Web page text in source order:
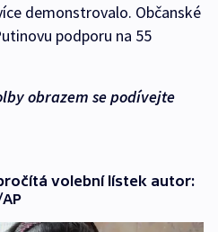
demonstrovalo. Občanské
podporu na 55
obrazem se podívejte
volební lístek autor: